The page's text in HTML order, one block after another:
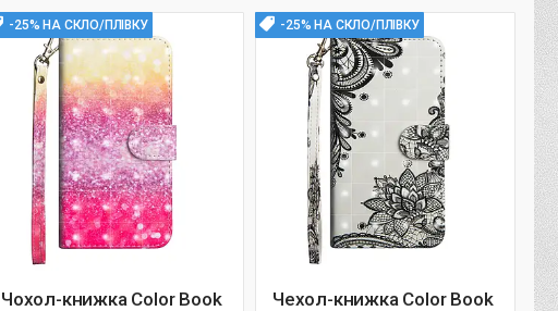
-25% НА СКЛО/ПЛІВКУ
Чохол-книжка Color Book
-25% НА СКЛО/ПЛІВКУ
Чехол-книжка Color Book